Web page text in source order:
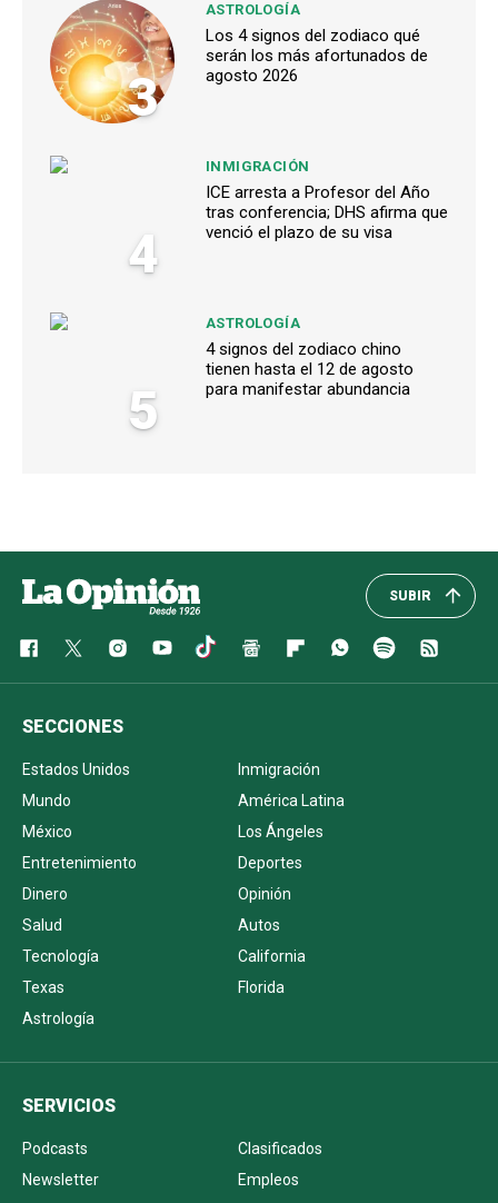
3
ASTROLOGÍA
Los 4 signos del zodiaco qué
serán los más afortunados de
agosto 2026
4
INMIGRACIÓN
ICE arresta a Profesor del Año
tras conferencia; DHS afirma que
venció el plazo de su visa
5
ASTROLOGÍA
4 signos del zodiaco chino
tienen hasta el 12 de agosto
para manifestar abundancia
SUBIR
SECCIONES
Estados Unidos
Inmigración
Mundo
América Latina
México
Los Ángeles
Entretenimiento
Deportes
Dinero
Opinión
Salud
Autos
Tecnología
California
Texas
Florida
Astrología
SERVICIOS
Podcasts
Clasificados
Newsletter
Empleos